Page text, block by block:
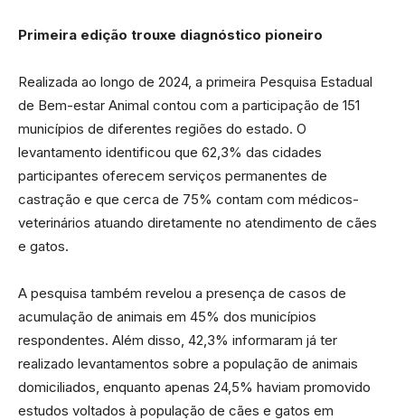
Primeira edição trouxe diagnóstico pioneiro
Realizada ao longo de 2024, a primeira Pesquisa Estadual
de Bem-estar Animal contou com a participação de 151
municípios de diferentes regiões do estado. O
levantamento identificou que 62,3% das cidades
participantes oferecem serviços permanentes de
castração e que cerca de 75% contam com médicos-
veterinários atuando diretamente no atendimento de cães
e gatos.
A pesquisa também revelou a presença de casos de
acumulação de animais em 45% dos municípios
respondentes. Além disso, 42,3% informaram já ter
realizado levantamentos sobre a população de animais
domiciliados, enquanto apenas 24,5% haviam promovido
estudos voltados à população de cães e gatos em